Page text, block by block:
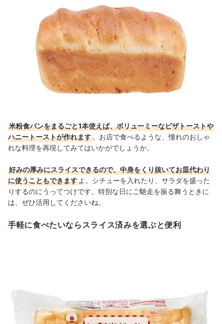
米粉食パンをまるごと1本使えば、ボリューミーなピザトーストや
ハニートーストが作れます 。お店で食べるような、憧れのおしゃ
れな料理を再現してみてはいかがでしょうか。
好みの厚みにスライスできるので、中身をくり抜いてお皿代わり
に使うこともできます よ。シチューを入れたり、サラダを盛った
りするのにうってつけです。特別な日にご馳走を振る舞うときに
は、ぜひ活用してくださいね。
手軽に食べたいならスライス済みを選ぶと便利